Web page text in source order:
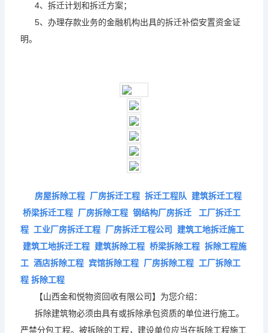
4、拆迁计划和拆迁方案；
5、办理存款业务的金融机构出具的拆迁补偿安置资金证
明。
房屋拆除工程 厂房拆迁工程 拆迁工程队 建筑拆迁工程
桥梁拆迁工程 厂房拆除工程 钢结构厂房拆迁 工厂拆迁工
程 工业厂房拆迁工程 厂房拆迁工程公司 建筑工地拆迁施工
建筑工地拆迁工程 建筑拆除工程 桥梁拆除工程 拆除工程施
工 酒店拆除工程 宾馆拆除工程 厂房拆除工程 工厂拆除工
程 拆除工程
【山西金和悦物资回收有限公司】为您介绍：
拆除建筑物必须由具有或拆除承包资质的单位进行施工。
严禁分包工程。被拆除的工程，建设单位应当在拆除工程施工